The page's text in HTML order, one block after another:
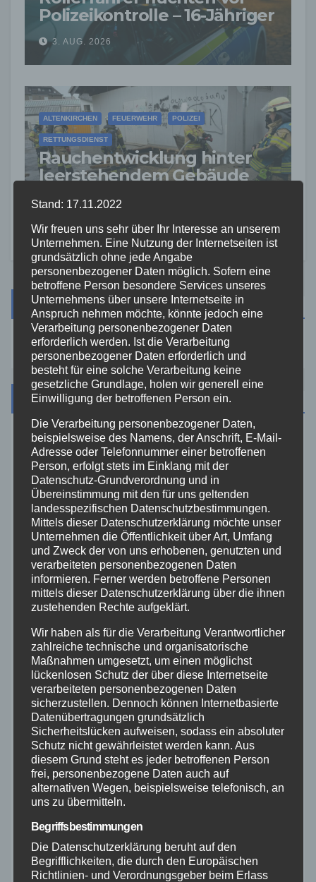
Polizeikontrolle – 16-Jähriger
nach Verfolgung gestoppt
3. AUG. 2026
ALTENKIRCHEN FEUERWEHR POLIZEI
RETTUNGSDIENST
Rauchentwicklung hinter
leerstehendem Gebäude
2. AUG. 2026
Suche
Kategorien
Aktuelles
Allgemein
Altenkirchen
Bundespolizei
Feuerwehr
Hilfsorganisationen
Mayen-Koblenz
Neuwied
Polizei
Rettungsdienst
THW
Stand: 17.11.2022
Wir freuen uns sehr über Ihr Interesse an unserem
Unternehmen. Eine Nutzung der Internetseiten ist
grundsätzlich ohne jede Angabe
personenbezogener Daten möglich. Sofern eine
betroffene Person besondere Services unseres
Unternehmens über unsere Internetseite in
Anspruch nehmen möchte, könnte jedoch eine
Verarbeitung personenbezogener Daten
erforderlich werden. Ist die Verarbeitung
personenbezogener Daten erforderlich und
besteht für eine solche Verarbeitung keine
gesetzliche Grundlage, holen wir generell eine
Einwilligung der betroffenen Person ein.
Die Verarbeitung personenbezogener Daten,
beispielsweise des Namens, der Anschrift, E-Mail-
Adresse oder Telefonnummer einer betroffenen
Person, erfolgt stets im Einklang mit der
Datenschutz-Grundverordnung und in
Übereinstimmung mit den für uns geltenden
landesspezifischen Datenschutzbestimmungen.
Mittels dieser Datenschutzerklärung möchte unser
Unternehmen die Öffentlichkeit über Art, Umfang
und Zweck der von uns erhobenen, genutzten und
verarbeiteten personenbezogenen Daten
informieren. Ferner werden betroffene Personen
mittels dieser Datenschutzerklärung über die ihnen
zustehenden Rechte aufgeklärt.
Wir haben als für die Verarbeitung Verantwortlicher
zahlreiche technische und organisatorische
Maßnahmen umgesetzt, um einen möglichst
lückenlosen Schutz der über diese Internetseite
verarbeiteten personenbezogenen Daten
sicherzustellen. Dennoch können Internetbasierte
Datenübertragungen grundsätzlich
Sicherheitslücken aufweisen, sodass ein absoluter
Schutz nicht gewährleistet werden kann. Aus
diesem Grund steht es jeder betroffenen Person
frei, personenbezogene Daten auch auf
alternativen Wegen, beispielsweise telefonisch, an
uns zu übermitteln.
Begriffsbestimmungen
Die Datenschutzerklärung beruht auf den
Begrifflichkeiten, die durch den Europäischen
Richtlinien- und Verordnungsgeber beim Erlass